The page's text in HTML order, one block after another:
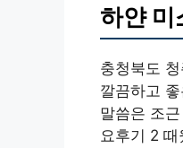
하얀 미
충청북도
깔끔하고
말씀은 조
요후기 2